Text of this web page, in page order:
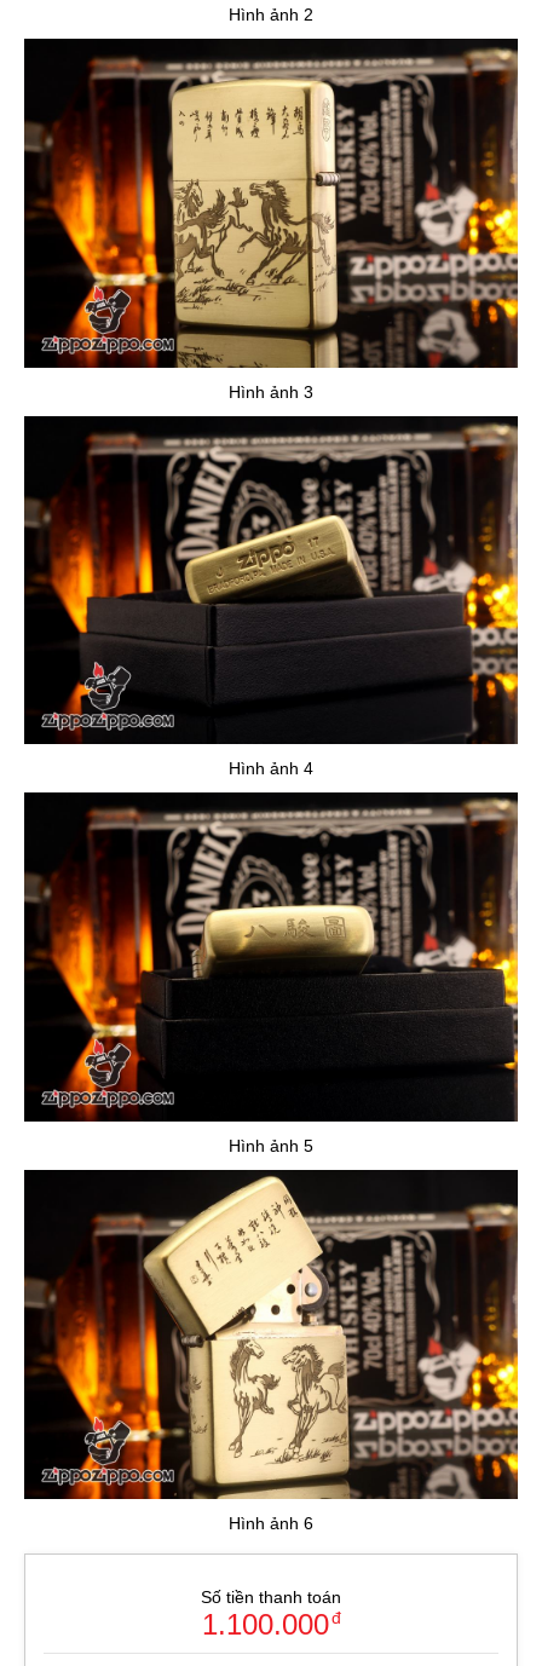
Hình ảnh 2
Hình ảnh 3
Hình ảnh 4
Hình ảnh 5
Hình ảnh 6
Số tiền thanh toán
1.100.000đ